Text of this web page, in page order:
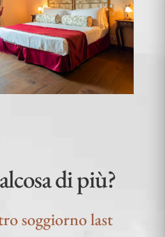
di più?
soggiorno last